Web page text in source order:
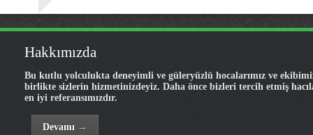
Hakkımızda
Bu kutlu yolculukta deneyimli ve güleryüzlü hocalarımız ve
birlikte sizlerin hizmetinizdeyiz. Daha önce bizleri tercih etmiş
en iyi referansımızdır.
Devamı →